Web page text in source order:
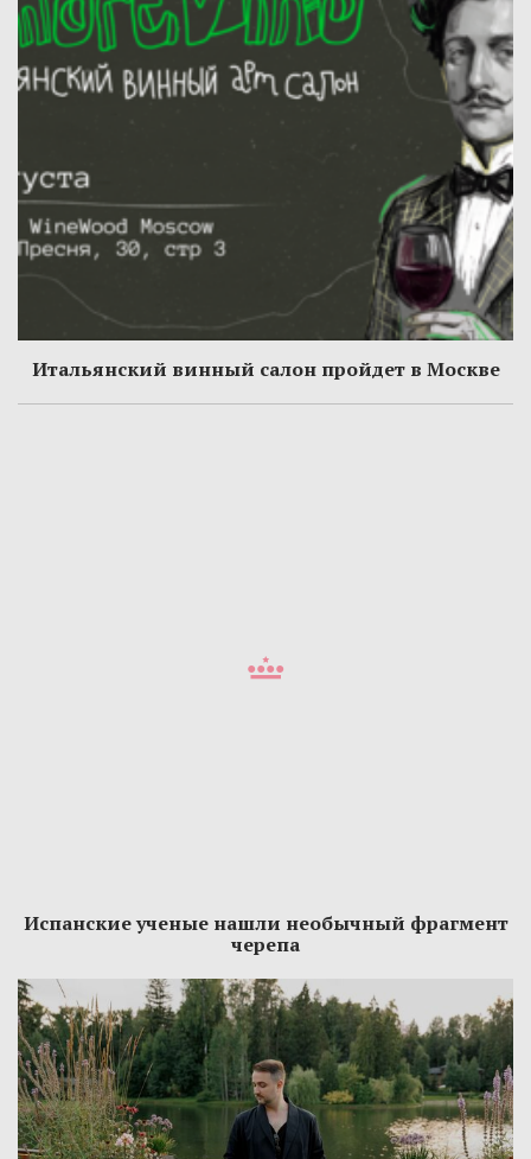
Итальянский винный салон пройдет в Москве
Испанские ученые нашли необычный фрагмент
черепа